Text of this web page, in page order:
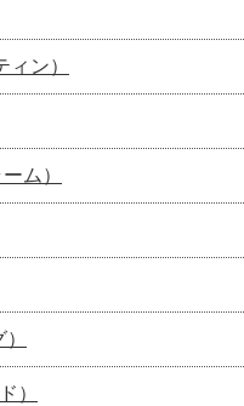
ン）
ム）
）